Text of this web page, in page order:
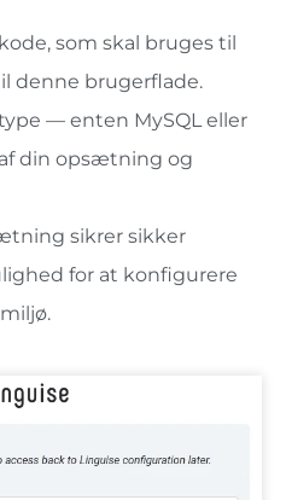
som skal bruges til
denne brugerflade.
— enten MySQL eller
din opsætning og
sikrer sikker
for at konfigurere